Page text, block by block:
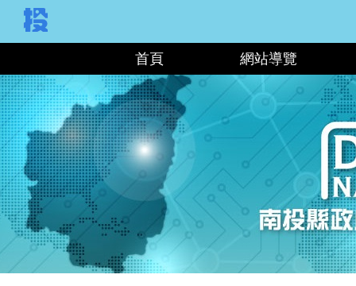
首頁 網站導覽